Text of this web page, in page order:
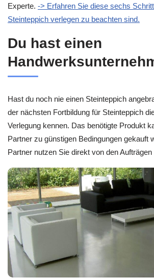
Experte. -> Erfahren Sie diese sechs
Steinteppich verlegen zu beachten sind.
Du hast einen
Hast du noch nie einen Steinteppich
der nächsten Fortbildung für Steinteppich
Verlegung kennen. Das benötigte Produkt
Partner zu günstigen Bedingungen gekauft
Partner nutzen Sie direkt von den